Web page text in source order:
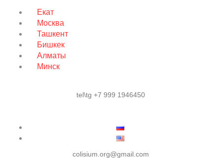
Екат
Москва
Ташкент
Бишкек
Алматы
Минск
tel\tg +7 999 1946450
colisium.org@gmail.com